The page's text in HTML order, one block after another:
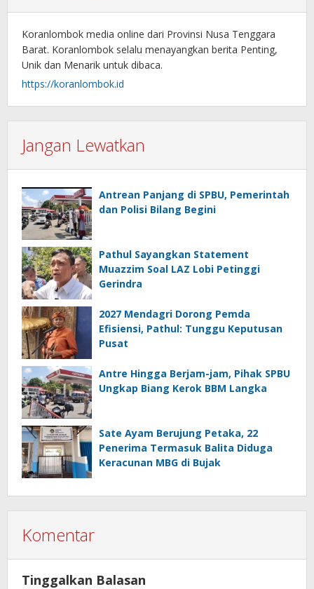
Koranlombok media online dari Provinsi Nusa Tenggara
Barat. Koranlombok selalu menayangkan berita Penting,
Unik dan Menarik untuk dibaca.
https://koranlombok.id
Jangan Lewatkan
Antrean Panjang di SPBU, Pemerintah
dan Polisi Bilang Begini
Pathul Sayangkan Statement
Muazzim Soal LAZ Lobi Petinggi
Gerindra
2027 Mendagri Dorong Pemda
Efisiensi, Pathul: Tunggu Keputusan
Pusat
Antre Hingga Berjam-jam, Pihak SPBU
Ungkap Biang Kerok BBM Langka
Sate Ayam Berujung Petaka, 22
Penerima Termasuk Balita Diduga
Keracunan MBG di Bujak
Komentar
Tinggalkan Balasan